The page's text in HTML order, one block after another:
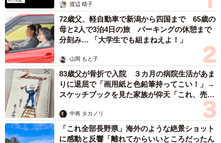
渡辺 晴子
72歳父、軽自動車で新潟から四国まで 65歳の
母と2人で3泊4日の旅 パーキングの休憩まで
分刻み… 「大学生でも組まねえよ！」
山岡 もと子
83歳父が骨折で入院 ３カ月の病院生活があま
りに退屈で「画用紙と色鉛筆持ってこい！」→
スケッチブックを見た家族が仰天「これ、売れ
中将 タカノリ
「これ全部長野県」海外のような絶景ショット
に感動と反響「離れてからいいところだったん